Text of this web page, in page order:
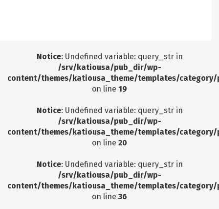
Notice: Undefined variable: query_str in
/srv/katiousa/pub_dir/wp-
content/themes/katiousa_theme/templates/
on line 19
Notice: Undefined variable: query_str in
/srv/katiousa/pub_dir/wp-
content/themes/katiousa_theme/templates/
on line 20
Notice: Undefined variable: query_str in
/srv/katiousa/pub_dir/wp-
content/themes/katiousa_theme/templates/
on line 36